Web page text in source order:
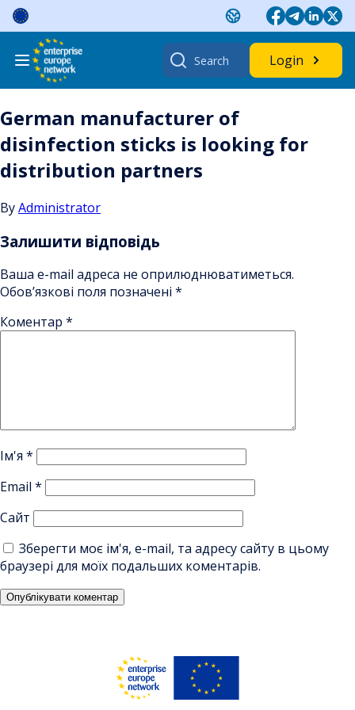
Skip
content
Search
for:
Login
German manufacturer of
disinfection sticks is looking for
distribution partners
ByAdministrator
Залишити відповідь
Ваша e-mail адреса не оприлюднюватиметься.
Обов’язкові поля позначені *
Коментар *
Ім'я *
Email *
Сайт
Зберегти моє ім'я, e-mail, та адресу сайту в цьому
браузері для моїх подальших коментарів.